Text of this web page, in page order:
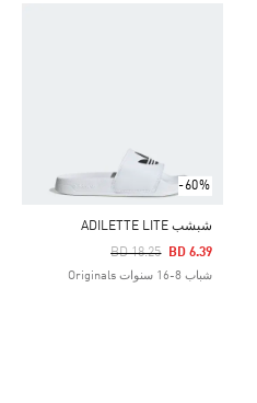
-60%
شبشب ADILETTE LITE
Price Reduced From
BD 18.25
To BD 6.39
شباب 8-16 سنوات Originals